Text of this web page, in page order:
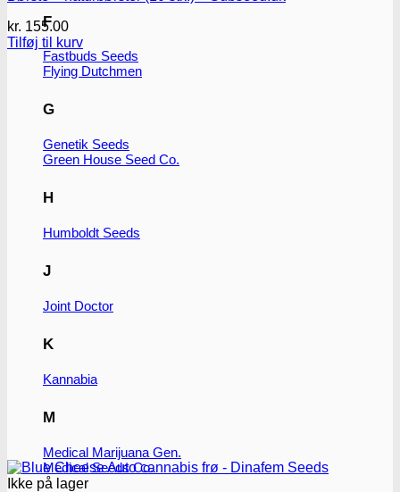
F
Fastbuds Seeds
Flying Dutchmen
G
Genetik Seeds
Green House Seed Co.
H
Humboldt Seeds
J
Joint Doctor
K
Kannabia
M
Medical Marijuana Gen.
Medical Seeds Co.
kr. 155.00
Tilføj til kurv
Ikke på lager